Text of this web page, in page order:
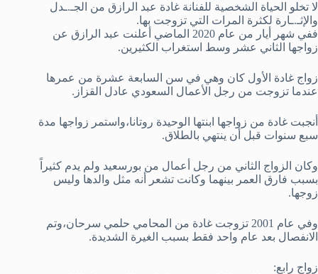
لا تخلو الحياة الشخصية للفنانة غادة عبد الرازق من الجـ.ـدل
والإثـ.ـارة لكثرة المرات التي تزوجت بها.
ففي شهر أيار من عام 2020 الماضي أعلنت عبد الرازق عن
زواجها الثاني عشر وسط استغراب الكثيرين.
زواج غادة الأول كان وهي في سن السابعة عشرة من عمرها
عندما تزوجت من رجل الأعمال السعودي عادل القزاز.
أنجبت غادة من زواجها ابنتها الوحيدة روتانا،واستمر زواجها مدة
سبع سنوات قبل أن ينتهي بالطلاق.
وكان الزواج الثاني من رجل أعمال من بورسعيد ولم يدم كثيراً
بسبب فارق العمر بينهما وكانت تشعر أنه مثل والدها وليس
زوجها.
وفي عام 2001 تزوجت غادة من المحامي حلمي سرحان،وتم
الانفصال بعد عام واحد فقط بسبب الغيرة الشديدة.
زواج رابع: